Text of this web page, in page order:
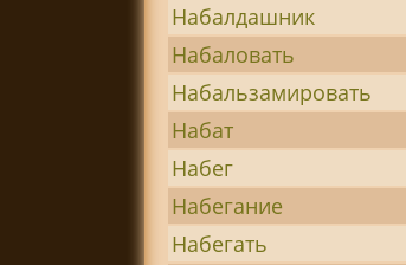
Набалдашник
Набаловать
Набальзамировать
Набат
Набег
Набегание
Набегать